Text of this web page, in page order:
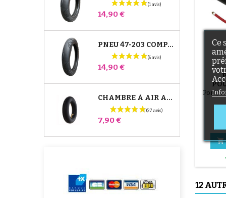
Prix
14,90 €
PNEU 47-203 COMPATIBLE POUSSETTE BUGABOO DONKEY - POUR ROUE ARRIÈRE
Prix
14,90 €
CHAMBRE À AIR ARRIÈRE POUSSETTE WHIZZ RED CASTLE
Prix
7,90 €

12
Ce